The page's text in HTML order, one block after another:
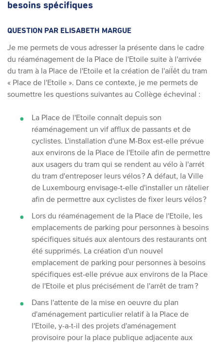
besoins spécifiques
QUESTION PAR ELISABETH MARGUE
Je me permets de vous adresser la présente dans le cadre
du réaménagement de la Place de l'Etoile suite à l'arrivée
du tram à la Place de l'Etoile et la création de l'aiÏêt du tram
« Place de l'Etoile ». Dans ce contexte, je me permets de
soumettre les questions suivantes au Collège échevinal :
La Place de l'Etoile connaît depuis son
réaménagement un vif afflux de passants et de
cyclistes. L'installation d'une M-Box est-elle prévue
aux environs de la Place de l'Etoile afin de permettre
aux usagers du tram qui se rendent au vélo à l'arrét
du tram d'entreposer leurs vélos ? A défaut, la Ville
de Luxembourg envisage-t-elle d'installer un râtelier
afin de permettre aux cyclistes de fixer leurs vélos ?
Lors du réaménagement de la Place de l'Etoile, les
emplacements de parking pour personnes à besoins
spécifiques situés aux alentours des restaurants ont
été supprimés. La création d'un nouvel
emplacement de parking pour personnes à besoins
spécifiques est-elle prévue aux environs de la Place
de l'Etoile et plus précisément de l'arrêt de tram ?
Dans l'attente de la mise en oeuvre du plan
d'aménagement particulier relatif à la Place de
l'Etoile, y-a-t-il des projets d'aménagement
provisoire pour la place publique adjacente aux